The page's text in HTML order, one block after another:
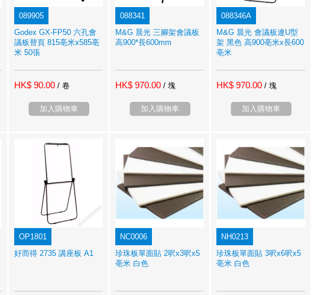
089905
Godex GX-FP50 六孔會
議板替頁 815亳米x585亳
米 50張
HK$ 90.00 / 卷
加入購物車
088341
M&G 晨光 三腳架會議板
高900*長600mm
HK$ 970.00 / 塊
加入購物車
088346A
M&G 晨光 會議板連U型
架 黑色 高900亳米x長600
亳米
HK$ 970.00 / 塊
加入購物車
OP1801
好而得 2735 講座板 A1
NC0006
珍珠板單面貼 2呎x3呎x5
亳米 白色
NH0213
珍珠板單面貼 3呎x6呎x5
亳米 白色